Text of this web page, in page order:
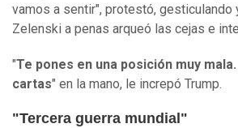
vamos a sentir", protestó, gesticulando
Zelenski a penas arqueó las cejas e
"Te pones en una posición muy
cartas" en la mano, le increpó Trump.
"Tercera guerra mundial"